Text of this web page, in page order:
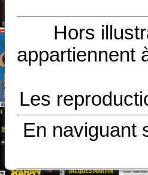
Hors
appartiennent
Les
En naviguant